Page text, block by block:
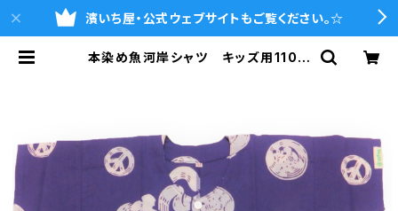
濱いち屋・公式ウェブサイトもご覧ください。☆
本染め魚河岸シャツ キッズ用110サ
魚河岸シャツの濱いち屋・通販サイト